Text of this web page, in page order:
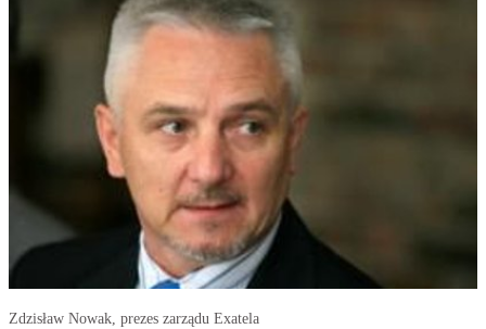
Zdzisław Nowak, prezes zarządu Exatela